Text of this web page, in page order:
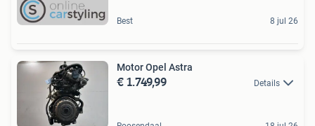
Best 8 jul 26
Motor Opel Astra
€ 1.749,99 Details